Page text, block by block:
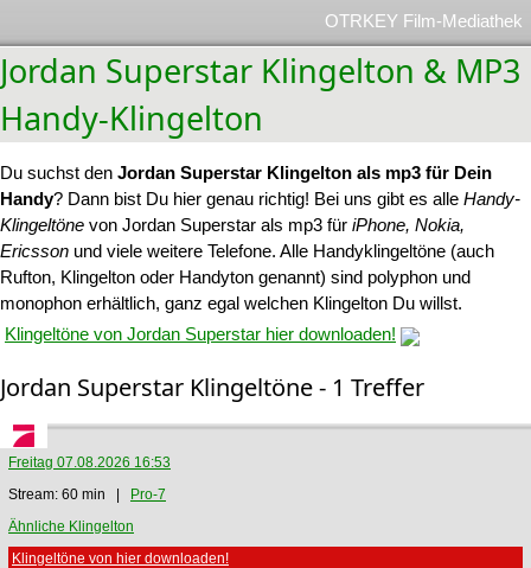
OTRKEY Film-Mediathek
Jordan Superstar Klingelton & MP3
Handy-Klingelton
Du suchst den Jordan Superstar Klingelton als mp3 für Dein
Handy? Dann bist Du hier genau richtig! Bei uns gibt es alle Handy-
Klingeltöne von Jordan Superstar als mp3 für iPhone, Nokia,
Ericsson und viele weitere Telefone. Alle Handyklingeltöne (auch
Rufton, Klingelton oder Handyton genannt) sind polyphon und
monophon erhältlich, ganz egal welchen Klingelton Du willst.
Klingeltöne von Jordan Superstar hier downloaden!
Jordan Superstar Klingeltöne - 1 Treffer
Freitag 07.08.2026 16:53
Stream: 60 min |
Pro-7
Ähnliche Klingelton
Klingeltöne von hier downloaden!